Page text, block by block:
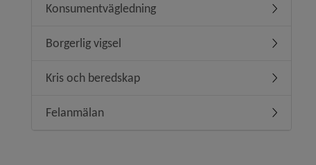
Konsumentvägledning
Borgerlig vigsel
Kris och beredskap
Felanmälan